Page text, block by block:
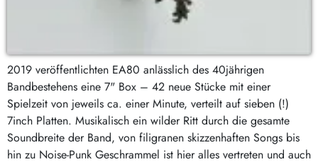
2019 veröffentlichten EA80 anlässlich des 40jährigen
Bandbestehens eine 7" Box – 42 neue Stücke mit einer
Spielzeit von jeweils ca. einer Minute, verteilt auf sieben (!)
7inch Platten. Musikalisch ein wilder Ritt durch die gesamte
Soundbreite der Band, von filigranen skizzenhaften Songs bis
hin zu Noise-Punk Geschrammel ist hier alles vertreten und auch